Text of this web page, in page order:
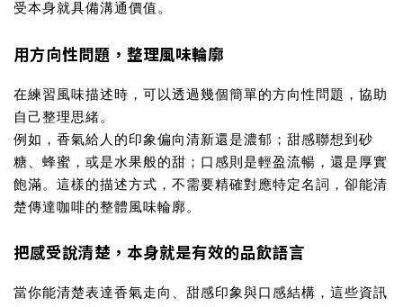
受本身就具備溝通價值。
用方向性問題，整理風味輪廓
在練習風味描述時，可以透過幾個簡單的方向性問題，協助
自己整理思緒。
例如，香氣給人的印象偏向清新還是濃郁；甜感聯想到砂
糖、蜂蜜，或是水果般的甜；口感則是輕盈流暢，還是厚實
飽滿。這樣的描述方式，不需要精確對應特定名詞，卻能清
楚傳達咖啡的整體風味輪廓。
把感受說清楚，本身就是有效的品飲語言
當你能清楚表達香氣走向、甜感印象與口感結構，這些資訊